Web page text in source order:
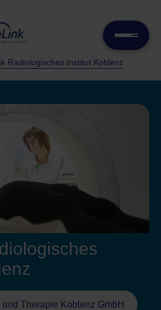
Radiologisches Institut Koblenz
Therapie Koblenz GmbH